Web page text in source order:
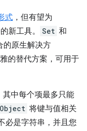
式 ，但有望为
新工具。
Set 和
的原生解决方
的替代方案，可用于
中每个项最多只能
Object 将键与值相关
必是字符串，并且您